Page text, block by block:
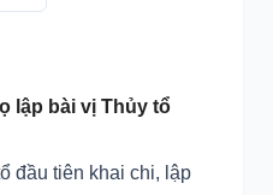
lập bài vị Thủy tổ
đầu tiên khai chi, lập